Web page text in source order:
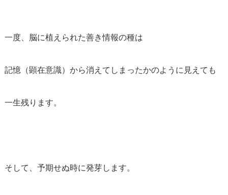
一度、脳に植えられた善き情報の種は
記憶（顕在意識）から消えてしまったかのように見えても
一生残ります。
そして、予期せぬ時に発芽します。